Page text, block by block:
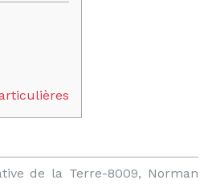
de la Terre-8009, Norman